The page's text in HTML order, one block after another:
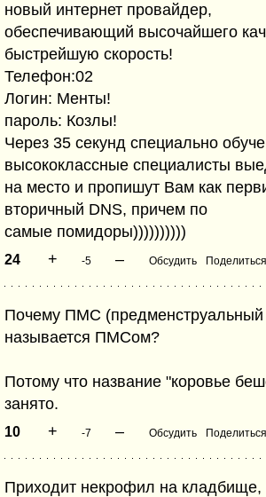
новый интернет провайдер,
обеспечивающий высочайшего
быстрейшую скорость!
Телефон:02
Логин: Менты!
пароль: Козлы!
Через 35 секунд специально
высококлассные специалисты
на место и пропишут Вам как
вторичный DNS, причем по
самые помидоры))))))))))
24 + -5 – Обсудить Поделиться
Почему ПМС (предменструальный
называется ПМСом?
Потому что название "коровье
занято.
10 + -7 – Обсудить Поделиться
Приходит некрофил на кладбище,